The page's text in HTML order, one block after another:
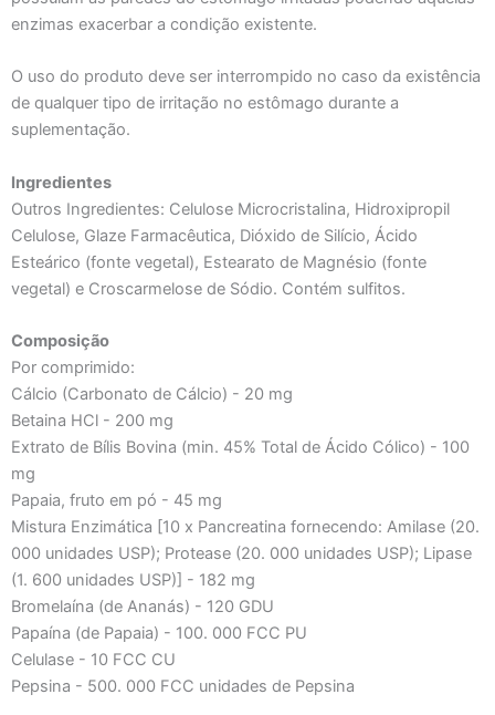
enzimas exacerbar a condição existente.
O uso do produto deve ser interrompido no caso da existência
de qualquer tipo de irritação no estômago durante a
suplementação.
Ingredientes
Outros Ingredientes: Celulose Microcristalina, Hidroxipropil
Celulose, Glaze Farmacêutica, Dióxido de Silício, Ácido
Esteárico (fonte vegetal), Estearato de Magnésio (fonte
vegetal) e Croscarmelose de Sódio. Contém sulfitos.
Composição
Por comprimido:
Cálcio (Carbonato de Cálcio) - 20 mg
Betaina HCl - 200 mg
Extrato de Bílis Bovina (min. 45% Total de Ácido Cólico) - 100
mg
Papaia, fruto em pó - 45 mg
Mistura Enzimática [10 x Pancreatina fornecendo: Amilase (20.
000 unidades USP); Protease (20. 000 unidades USP); Lipase
(1. 600 unidades USP)] - 182 mg
Bromelaína (de Ananás) - 120 GDU
Papaína (de Papaia) - 100. 000 FCC PU
Celulase - 10 FCC CU
Pepsina - 500. 000 FCC unidades de Pepsina